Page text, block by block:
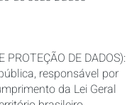
DE DADOS):
responsável por
da Lei Geral